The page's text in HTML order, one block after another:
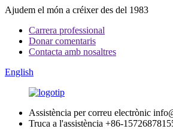
Ajudem el món a créixer des del 1983
Carrera professional
Donar comentaris
Contacta amb nosaltres
English
Assistència per correu electrònic
Truca a l'assistència +86-